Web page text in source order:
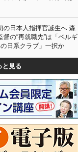
の日本人指揮官誕生へ 森
督の“再就職先”は「ベルギ
日系クラブ」一択か
と見る